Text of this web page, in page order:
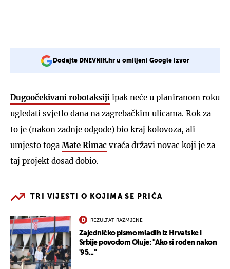
Dodajte DNEVNIK.hr u omiljeni Google izvor
Dugoočekivani robotaksiji ipak neće u planiranom roku
ugledati svjetlo dana na zagrebačkim ulicama. Rok za
to je (nakon zadnje odgode) bio kraj kolovoza, ali
umjesto toga Mate Rimac vraća državi novac koji je za
taj projekt dosad dobio.
TRI VIJESTI O KOJIMA SE PRIČA
REZULTAT RAZMJENE
Zajedničko pismo mladih iz Hrvatske i
Srbije povodom Oluje: "Ako si rođen nakon
'95..."